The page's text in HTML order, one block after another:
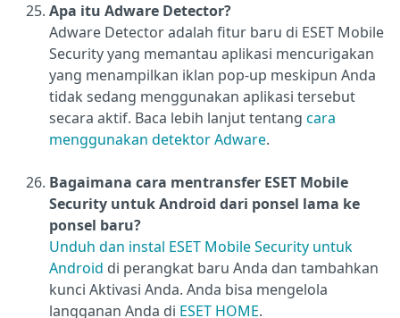
Apa itu Adware Detector?
Adware Detector adalah fitur baru di ESET Mobile
Security yang memantau aplikasi mencurigakan
yang menampilkan iklan pop-up meskipun Anda
tidak sedang menggunakan aplikasi tersebut
secara aktif. Baca lebih lanjut tentang cara
menggunakan detektor Adware.
Bagaimana cara mentransfer ESET Mobile
Security untuk Android dari ponsel lama ke
ponsel baru?
Unduh dan instal ESET Mobile Security untuk
Android di perangkat baru Anda dan tambahkan
kunci Aktivasi Anda. Anda bisa mengelola
langganan Anda di ESET HOME.